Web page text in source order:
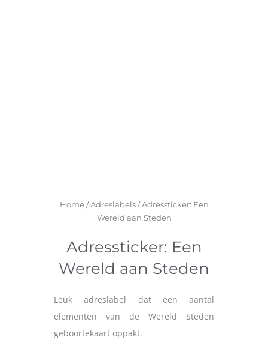
Home/Adreslabels/ Adressticker: Een
Wereld aan Steden
Adressticker: Een
Wereld aan Steden
Leuk adreslabel dat een aantal
elementen van de Wereld Steden
geboortekaart oppakt.